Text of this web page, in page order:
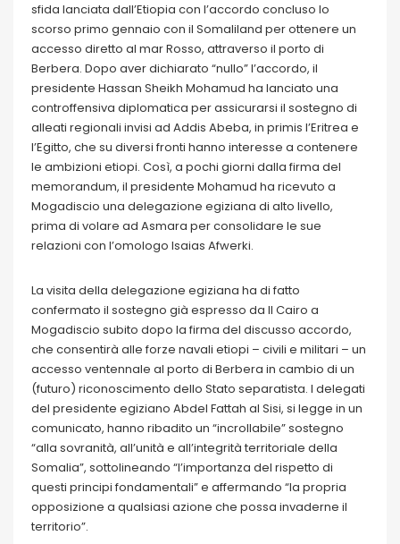
sfida lanciata dall’Etiopia con l’accordo concluso lo
scorso primo gennaio con il Somaliland per ottenere un
accesso diretto al mar Rosso, attraverso il porto di
Berbera. Dopo aver dichiarato “nullo” l’accordo, il
presidente Hassan Sheikh Mohamud ha lanciato una
controffensiva diplomatica per assicurarsi il sostegno di
alleati regionali invisi ad Addis Abeba, in primis l’Eritrea e
l’Egitto, che su diversi fronti hanno interesse a contenere
le ambizioni etiopi. Così, a pochi giorni dalla firma del
memorandum, il presidente Mohamud ha ricevuto a
Mogadiscio una delegazione egiziana di alto livello,
prima di volare ad Asmara per consolidare le sue
relazioni con l’omologo Isaias Afwerki.
La visita della delegazione egiziana ha di fatto
confermato il sostegno già espresso da Il Cairo a
Mogadiscio subito dopo la firma del discusso accordo,
che consentirà alle forze navali etiopi – civili e militari – un
accesso ventennale al porto di Berbera in cambio di un
(futuro) riconoscimento dello Stato separatista. I delegati
del presidente egiziano Abdel Fattah al Sisi, si legge in un
comunicato, hanno ribadito un “incrollabile” sostegno
“alla sovranità, all’unità e all’integrità territoriale della
Somalia”, sottolineando “l’importanza del rispetto di
questi principi fondamentali” e affermando “la propria
opposizione a qualsiasi azione che possa invaderne il
territorio”.